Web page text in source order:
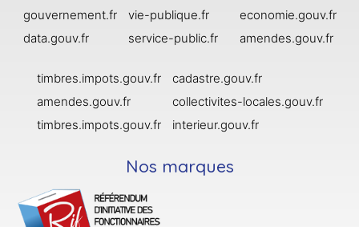
gouvernement.fr
data.gouv.fr
vie-publique.fr
service-public.fr
economie.gouv.fr
amendes.gouv.fr
timbres.impots.gouv.fr
amendes.gouv.fr
timbres.impots.gouv.fr
cadastre.gouv.fr
collectivites-locales.gouv.fr
interieur.gouv.fr
Nos marques